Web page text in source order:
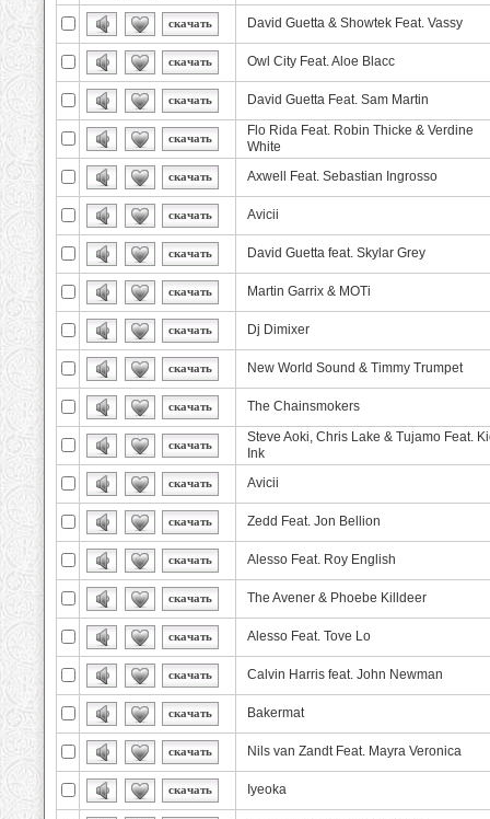
скачать David Guetta & Showtek Feat. Vassy
скачать Owl City Feat. Aloe Blacc
скачать David Guetta Feat. Sam Martin
скачать
Flo Rida Feat. Robin Thicke & Verdine
White
скачать Axwell Feat. Sebastian Ingrosso
скачать Avicii
скачать David Guetta feat. Skylar Grey
скачать Martin Garrix & MOTi
скачать Dj Dimixer
скачать New World Sound & Timmy Trumpet
скачать The Chainsmokers
скачать
Steve Aoki, Chris Lake & Tujamo Feat.
Ink
скачать Avicii
скачать Zedd Feat. Jon Bellion
скачать Alesso Feat. Roy English
скачать The Avener & Phoebe Killdeer
скачать Alesso Feat. Tove Lo
скачать Calvin Harris feat. John Newman
скачать Bakermat
скачать Nils van Zandt Feat. Mayra Veronica
скачать Iyeoka